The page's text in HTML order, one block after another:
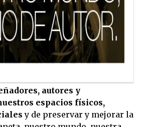
autores y
espacios físicos,
y de preservar y mejorar la